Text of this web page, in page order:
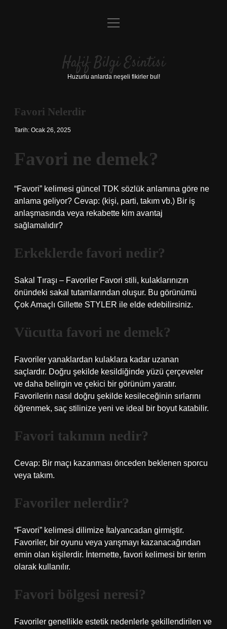
Anasayfa
Yasal Uyarı
menüyü
Hafif Bilgi Esintisi
Huzurlu anlarda neşeli fikirler bul!
Favori Nelerdir
Tarih: Ocak 26, 2025
Favori ne demek?
“Favori” kelimesi güncel TDK sözlük anlamına göre ne
anlama geliyor? Cevap: (kişi, parti, takım vb.) Bir iş
anlaşmasında veya rekabette kim avantaj
sağlamalıdır?
Erkeklerde favori nedir?
Sakal Tıraşı – Favoriler Favori stili, kulaklarınızın
önündeki sakal tutamlarından oluşur. Bu görünümü
Çok Amaçlı Gillette STYLER ile elde edebilirsiniz.
Vücutta favori ne demek?
Favoriler yanaklardan kulaklara kadar uzanan
saçlardır. Doğru şekilde kesildiğinde yüzü çerçeveler
ve daha belirgin ve çekici bir görünüm yaratır.
Favorilerin nasıl doğru şekilde kesileceğinin sırlarını
öğrenmek, saç stilinize yeni ve ideal bir boyut katabilir.
Favori takımın nedir?
Cevap: Bir maçı kazanması önceden beklenen sporcu
veya takım.
Favoriler nelerdir?
“Favori” kelimesi dilimize İtalyancadan girmiştir.
Favoriler, bir oyunu veya yarışmayı kazanacağından
emin olan kişilerdir. İnternette, favori kelimesi bir terim
olarak kullanılır.
Favori bölgesi neresi?
Favoriler genellikle estetik nedenlerle şekillendirilen ve